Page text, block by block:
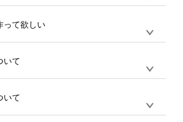
ブラーコンシェルをご利用ください。製
る数量が多ければ多いほど、オンデマンド
ビスよりも低価格で製作することが可能で
形式になります。データの最大サイズ
などもアップロード可能です。使用できな
はエラーになります。（※ Illustratorか
接入稿には対応していません。AIで保存
ザインツールからアップロードして下さ
受け付けております。30個以上のご製
考えの方は、サポートが担当するエコバ
利用頂ければ、電話やFAX、メールなど
文が可能です。
って欲しい
て欲しい。などの場合は、製作数量が
上であれば、サポート担当が、デザイ
コンシェル
サー
ご利用ください。(※ 30個以下の場合
いて
送後18時以降に配送業者・伝票番号を
でお知らせいたしますので、直接配送業
いて